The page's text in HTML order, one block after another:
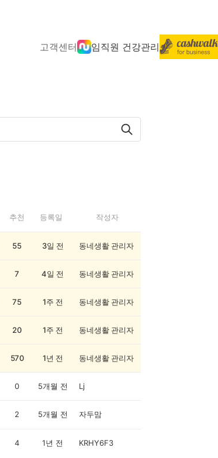
고객센터 임직원 건강관리
추천 등록일 작성자
55 3일 전 동네생활 관리자
7 4일 전 동네생활 관리자
75 1주 전 동네생활 관리자
20 1주 전 동네생활 관리자
570 1년 전 동네생활 관리자
0 5개월 전 Lj
2 5개월 전 자두맘
4 1년 전 KRHY6F3